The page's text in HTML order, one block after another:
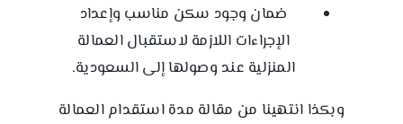
ضمان وجود سكن مناسب وإعداد
الإجراءات اللازمة لاستقبال العمالة
المنزلية عند وصولها إلى السعودية.
وبكذا انتهينا من مقالة مدة استقدام العمالة